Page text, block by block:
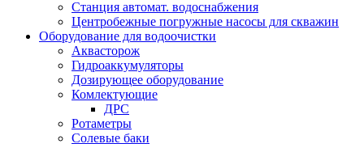
Станция автомат. водоснабжения
Центробежные погружные насосы для скважин
Оборудование для водоочистки
Аквасторож
Гидроаккумуляторы
Дозирующее оборудование
Комлектующие
ДРС
Ротаметры
Солевые баки